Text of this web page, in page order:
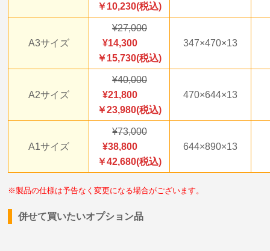
￥10,230(税込)
A3サイズ
27,000
14,300
￥15,730(税込)
347×470×13
A2サイズ
40,000
21,800
￥23,980(税込)
470×644×13
A1サイズ
73,000
38,800
￥42,680(税込)
644×890×13
※製品の仕様は予告なく変更になる場合がございます。
併せて買いたいオプション品